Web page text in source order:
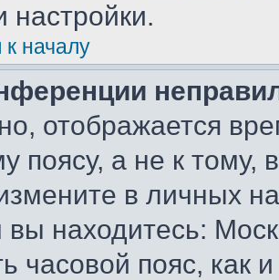
настройки.
к началу
отображается
поясу, а не к тому,
в личных
вы находитесь:
часовой пояс, как